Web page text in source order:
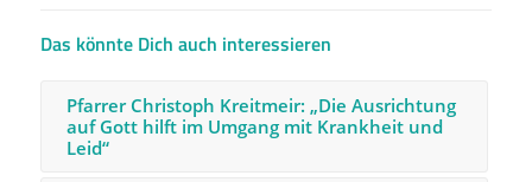
Das könnte Dich auch interessieren
Pfarrer Christoph Kreitmeir: „Die Ausrichtung
auf Gott hilft im Umgang mit Krankheit und
Leid“